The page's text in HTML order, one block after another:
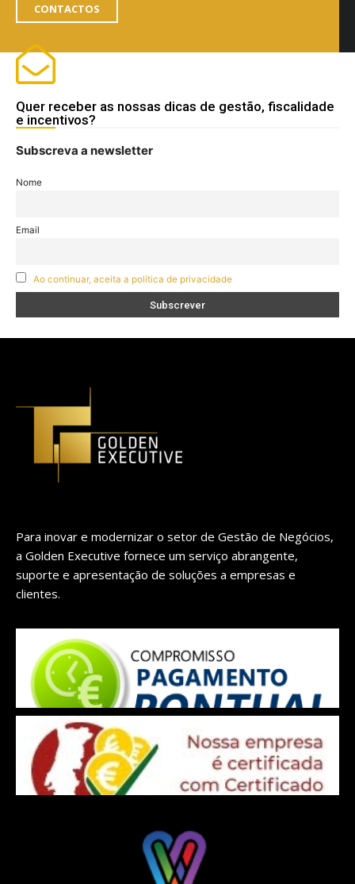
CONTACTOS
Quer receber as nossas dicas de gestão, fiscalidade
e incentivos?
Subscreva a newsletter
Nome
Email
Ao continuar, aceita a política de privacidade
Para inovar e modernizar o setor de Gestão de Negócios,
a Golden Executive fornece um serviço abrangente,
suporte e apresentação de soluções a empresas e
clientes.